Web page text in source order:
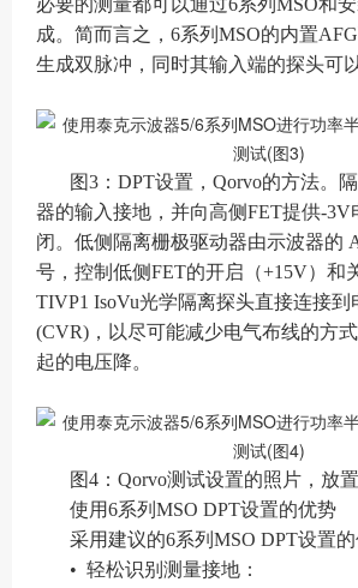
必要的测量都可以通过6系列MSO和
成。简而言之，6系列MSO的内置
生成双脉冲，同时其输入端的探头可
图3：DPT设置，Qorvo的方法。
器的输入接地，并向高侧FET提供-3V
闭。低侧隔离栅极驱动器由示波器的
号，控制低侧FET的开启（+15V）和
TIVP1 IsoVu光学隔离探头直接连接到
(CVR)，以尽可能减少电气布线的方
起的电压降。
图4：Qorvo测试设置的照片，放
使用6系列MSO DPT设置的优势
采用建议的6系列MSO DPT设置的
• 轻松识别测量接地：